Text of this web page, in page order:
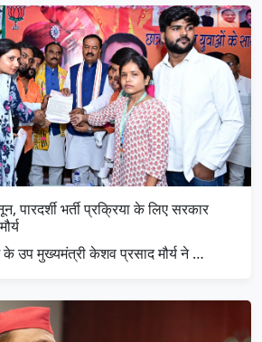
भर्ती प्रक्रिया के लिए सरकार
के उप मुख्यमंत्री केशव प्रसाद मौर्य ने …